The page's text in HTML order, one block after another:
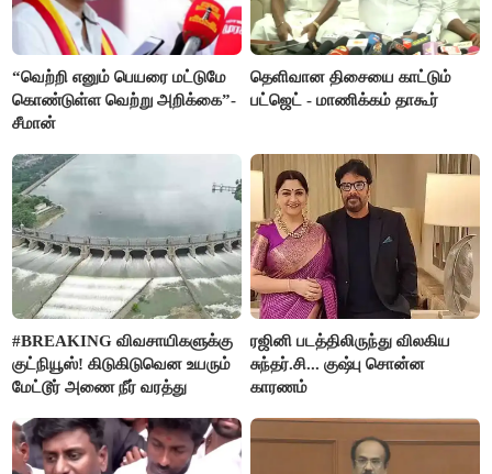
“வெற்றி எனும் பெயரை மட்டுமே
கொண்டுள்ள வெற்று அறிக்கை”-
சீமான்
தெளிவான திசையை காட்டும்
பட்ஜெட் - மாணிக்கம் தாகூர்
#BREAKING விவசாயிகளுக்கு
குட்நியூஸ்! கிடுகிடுவென உயரும்
மேட்டூர் அணை நீர் வரத்து
ரஜினி படத்திலிருந்து விலகிய
சுந்தர்.சி... குஷ்பு சொன்ன
காரணம்